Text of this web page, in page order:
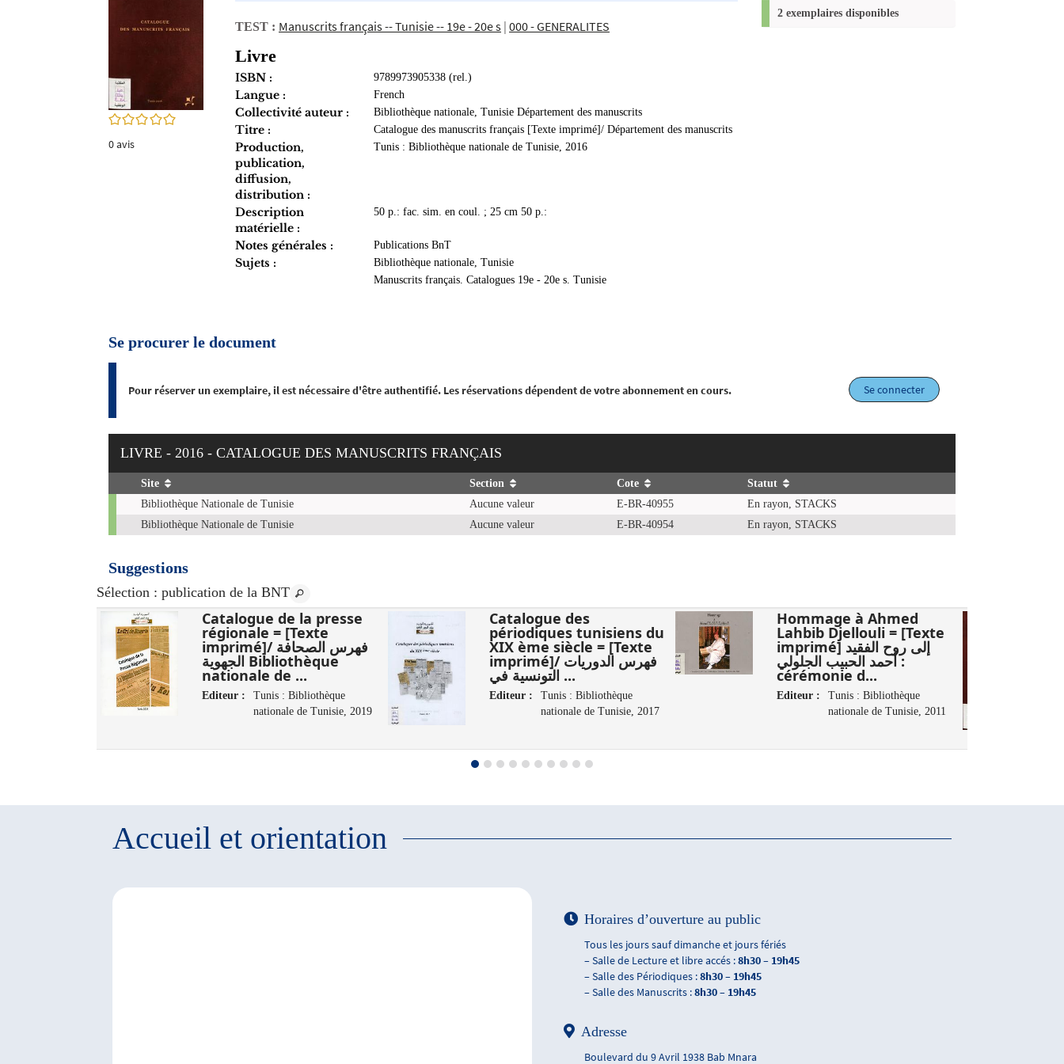
0/5
0avis
TEST : Manuscrits français -- Tunisie -- 19e - 20e s | 000 - GENERALITES
Livre
ISBN : 9789973905338 (rel.)
Langue : French
Collectivité auteur : Bibliothèque nationale, Tunisie Département des manuscrits
Titre : Catalogue des manuscrits français [Texte imprimé]/ Département des manuscrits
Production,
publication,
diffusion,
distribution :
Tunis : Bibliothèque nationale de Tunisie, 2016
Description
matérielle :
50 p.: fac. sim. en coul. ; 25 cm 50 p.:
Notes générales : Publications BnT
Sujets :
Bibliothèque nationale, Tunisie
Manuscrits français. Catalogues 19e - 20e s. Tunisie
2 exemplaires disponibles
Se procurer le document
Pour réserver un exemplaire, il est nécessaire d'être authentifié. Les réservations dépendent de votre abonnement en cours. Se connecter
LIVRE - 2016 - CATALOGUE DES MANUSCRITS FRANÇAIS
Exemplaires
Site Section Cote
Statut
Bibliothèque Nationale de Tunisie
Aucune valeur E-BR-40955
En rayon, STACKS
Bibliothèque Nationale de Tunisie
Aucune valeur E-BR-40954 En rayon, STACKS
Suggestions
Sélection : publication de la BNT
Catalogue de la presse
régionale = [Texte
imprimé]/ فهرس الصحافة
الجهوية Bibliothèque
nationale de ...
Editeur :
Tunis : Bibliothèque
nationale de Tunisie, 2019
Catalogue des
périodiques tunisiens du
XIX ème siècle = [Texte
imprimé]/ فهرس الدوريات
التونسية في ...
Editeur :
Tunis : Bibliothèque
nationale de Tunisie, 2017
Hommage à Ahmed
Lahbib Djellouli = [Texte
imprimé] إلى روح الفقيد
أحمد الحبيب الجلولي :
cérémonie d...
Editeur :
Tunis : Bibliothèque
nationale de Tunisie, 2011
Accueil et orientation
Horaires d’ouverture au public
Tous les jours sauf dimanche et jours fériés
– Salle de Lecture et libre accés :8h30 – 19h45
– Salle des Périodiques :8h30 – 19h45
– Salle des Manuscrits :8h30 – 19h45
Adresse
Boulevard du 9 Avril 1938 Bab Mnara